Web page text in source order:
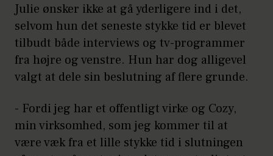
Julie ønsker ikke at gå yderligere ind i det,
selvom hun det seneste stykke tid er blevet
tilbudt både interviews og tv-programmer
fra højre og venstre. Hun har dog alligevel
valgt at dele sin beslutning af flere grunde.
- Fordi jeg har et offentligt virke og Cozy,
min virksomhed, som jeg kommer til at
være væk fra et lille stykke tid i slutningen